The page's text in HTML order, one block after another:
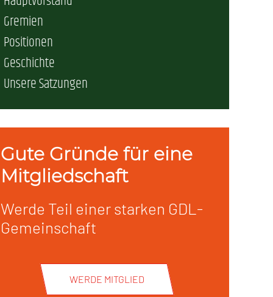
(DB AG)
als nur Plus (DB AG)
Gremien
Positionen
Geschichte
Unsere Satzungen
Gute Gründe für eine
Mitgliedschaft
Werde Teil einer starken GDL-
Gemeinschaft
WERDE MITGLIED